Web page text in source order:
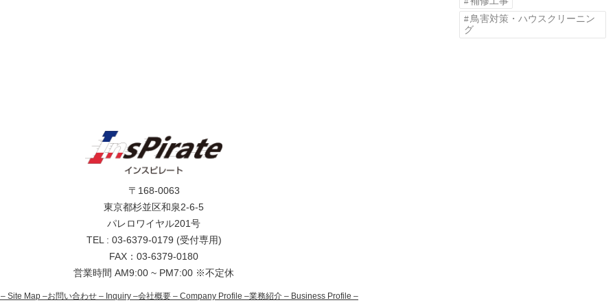
鳥害対策・ハウスクリーニン
グ
〒168-0063
東京都杉並区和泉2-6-5
パレロワイヤル201号
TEL : 03-6379-0179 (受付専用)
FAX：03-6379-0180
営業時間 AM9:00 ~ PM7:00 ※不定休
– Site Map –お問い合わせ – Inquiry –会社概要 – Company Profile –業務紹介 – Business Profile –